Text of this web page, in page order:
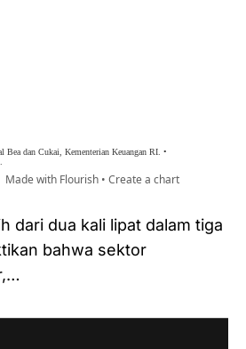
dari dua kali lipat dalam tiga
bahwa sektor